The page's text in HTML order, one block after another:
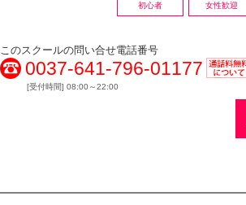
初心者 女性歓迎
このスクールの問い合せ電話番号
0037-641-796-01177
無料
[受付時間] 08:00～22:00